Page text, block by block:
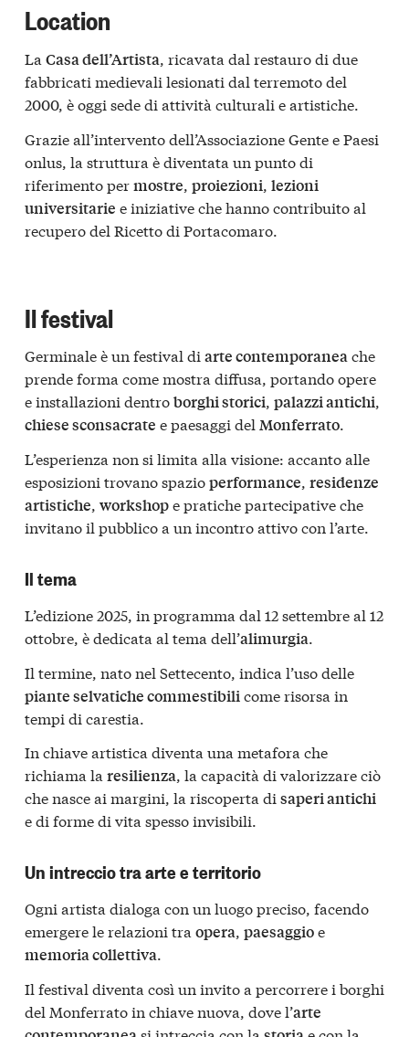
Location
La Casa dell’Artista, ricavata dal restauro di due
fabbricati medievali lesionati dal terremoto del
2000, è oggi sede di attività culturali e artistiche.
Grazie all’intervento dell’Associazione Gente e Paesi
onlus, la struttura è diventata un punto di
riferimento permostre proiezioni lezioni
universitarie e iniziative che hanno contribuito al
recupero del Ricetto di Portacomaro.
Il festival
Germinale è un festival di arte contemporaneache
prende forma come mostra diffusa, portando opere
e installazioni dentroborghi storici, palazzi antichi,
chiese sconsacrate e paesaggi del Monferrato.
L’esperienza non si limita alla visione: accanto alle
esposizioni trovano spazioperformance, residenze
artistiche, workshope pratiche partecipative che
invitano il pubblico a un incontro attivo con l’arte.
Il tema
L’edizione 2025, in programma dal 12 settembre al 12
ottobre, è dedicata al tema dell’alimurgia.
Il termine, nato nel Settecento, indica l’uso delle
piante selvatiche commestibilicome risorsa in
tempi di carestia.
In chiave artistica diventa una metafora che
richiama la resilienza, la capacità di valorizzare ciò
che nasce ai margini, la riscoperta di saperi antichi
e di forme di vita spesso invisibili.
Un intreccio tra arte e territorio
Ogni artista dialoga con un luogo preciso, facendo
emergere le relazioni tra opera, paesaggioe
memoria collettiva.
Il festival diventa così un invito a percorrere i borghi
del Monferrato in chiave nuova, dove l’arte